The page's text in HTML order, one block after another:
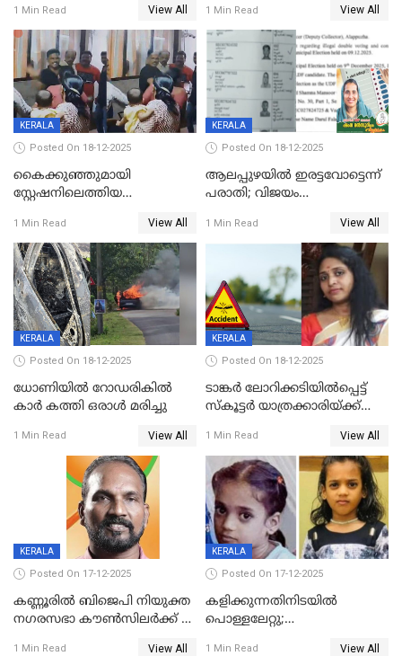
നടുക്കുന്ന സംഭവം
വാളയാറിൽ
1 Min Read View All
കോടി രൂപ
1 Min Read View All
KERALA
Posted On 18-12-2025
കൈക്കുഞ്ഞുമായി
സ്റ്റേഷനിലെത്തിയ
കരണത്തടിച്ചു; CC ടിവി
ദൃശ്യങ്ങൾ പുറത്ത്
1 Min Read View All
KERALA
Posted On 18-12-2025
ആലപ്പുഴയിൽ ഇരട്ടവോട്ടെന്ന്
പരാതി; വിജയം
വാർഡിലെ എൽഡിഎഫ്
സ്ഥാനാർത്ഥി
1 Min Read View All
KERALA
Posted On 18-12-2025
ധോണിയിൽ റോഡരികിൽ
കാർ കത്തി ഒരാൾ മരിച്ചു
1 Min Read View All
KERALA
Posted On 18-12-2025
ടാങ്കർ ലോറിക്കടിയിൽപ്പെട്ട്
സ്കൂട്ടർ യാത്രക്കാരിയ്ക്ക്
കണ്ടോത്ത് ദേശീയ പാതയിൽ
1 Min Read View All
KERALA
Posted On 17-12-2025
കണ്ണൂരിൽ ബിജെപി നിയുക്ത
നഗരസഭാ കൗൺസിലർക്ക് 36
1 Min Read View All
KERALA
Posted On 17-12-2025
കളിക്കുന്നതിനിടയിൽ
പൊള്ളലേറ്റു;
1 Min Read View All